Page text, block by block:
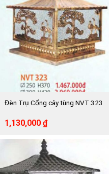
Đèn Trụ Cổng cây tùng NVT 323
Giá
gốc
là:
2,060,000 ₫.
1,130,000 ₫Giá
hiện
là:
1,130,000 ₫.